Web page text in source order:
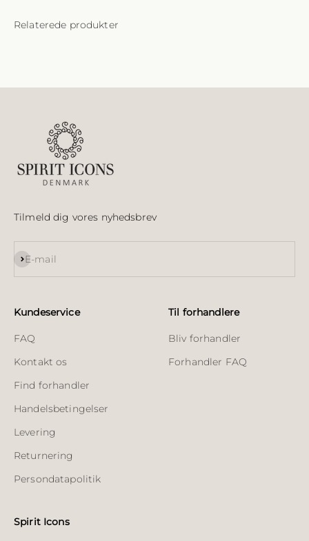
Tilmeld dig vores nyhedsbrev
E-mail
Abonnér
Kundeservice
FAQ
Kontakt os
Find forhandler
Handelsbetingelser
Levering
Returnering
Persondatapolitik
Til forhandlere
Bliv forhandler
Forhandler FAQ
Spirit Icons